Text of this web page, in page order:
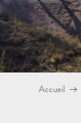
Accueil